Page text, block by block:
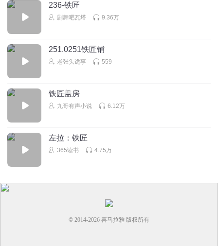
236-铁匠
剧舞吧瓦塔 9.36万
251.0251铁匠铺
老张头诡事 559
铁匠盖房
九哥有声小说 6.12万
左拉：铁匠
365读书 4.75万
© 2014-2026 喜马拉雅 版权所有